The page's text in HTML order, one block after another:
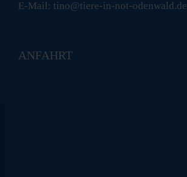
E-Mail: tino@tiere-in-not-odenwald.de
ANFAHRT